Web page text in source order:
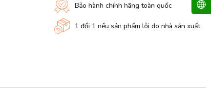
Bảo hành chính hãng toàn quốc
1 đổi 1 nếu sản phẩm lỗi do nhà sản xuất